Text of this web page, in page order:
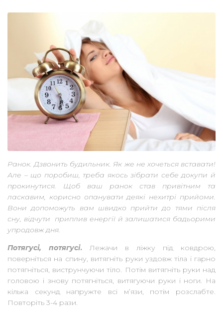
Ранок. Дзвонить будильник. Як же не хочеться вставати!
Але – що поробиш, треба якось зібрати себе докупи й
прокинутися. Щоб ваш ранок став привітним та
ласкавим, корисно опанувати деякі нехитрі прийоми.
Вони допоможуть вам швидко прийти до тями після
сну, відчути приплив енергії й залишатися бадьорими
упродовж дня.
Потягусі, потягусі. Лежачи в ліжку під ковдрою,
поверніться на спину, витягніть руки уздовж тіла і гарно
потягніться, виструнчуючи тіло. Потім витягніть руки над
головою і знову потягніться, витягуючи руки і ноги. На
кілька секунд напружте всі м’язи, потім розслабте.
Повторіть 3-4 рази.